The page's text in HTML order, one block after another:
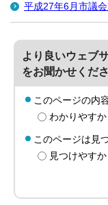
平成27年6月市議
より良いウェブ
をお聞かせくださ
このページの内
わかりやす
このページは見
見つけやす